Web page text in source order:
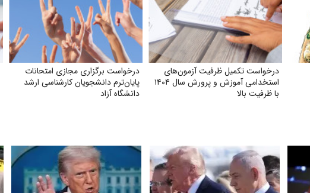
درخواست تکمیل ظرفیت آزمون‌های
استخدامی آموزش و پرورش سال ۱۴۰۴
با ظرفیت بالا
درخواست برگزاری مجازی امتحانات
پایان‌ترم دانشجویان کارشناسی ارشد
دانشگاه آزاد